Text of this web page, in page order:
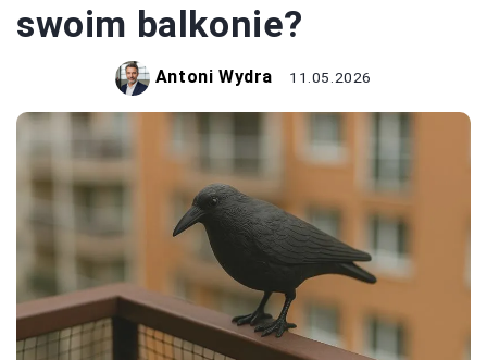
swoim balkonie?
Antoni Wydra 11.05.2026